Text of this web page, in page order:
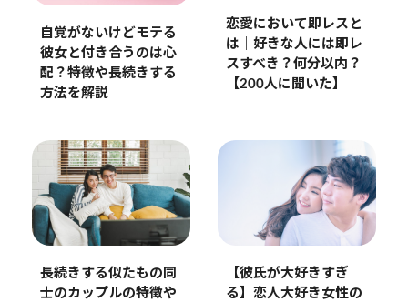
自覚がないけどモテる
彼女と付き合うのは心
配？特徴や長続きする
方法を解説
恋愛において即レスと
は｜好きな人には即レ
スすべき？何分以内？
【200人に聞いた】
長続きする似たもの同
士のカップルの特徴や
【彼氏が大好きすぎ
る】恋人大好き女性の